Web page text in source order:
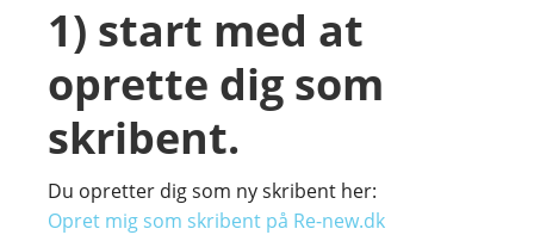
1) start med at
oprette dig som
skribent.
Du opretter dig som ny skribent her:
Opret mig som skribent på Re-new.dk